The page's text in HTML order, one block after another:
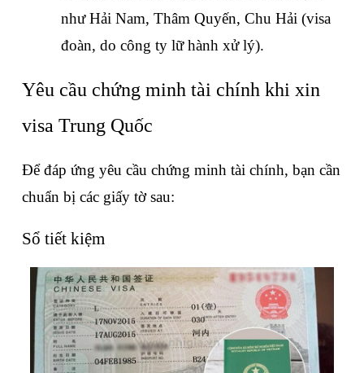
như Hải Nam, Thâm Quyến, Chu Hải (visa
đoàn, do công ty lữ hành xử lý).
Yêu cầu chứng minh tài chính khi xin
visa Trung Quốc
Để đáp ứng yêu cầu chứng minh tài chính, bạn cần
chuẩn bị các giấy tờ sau:
Sổ tiết kiệm